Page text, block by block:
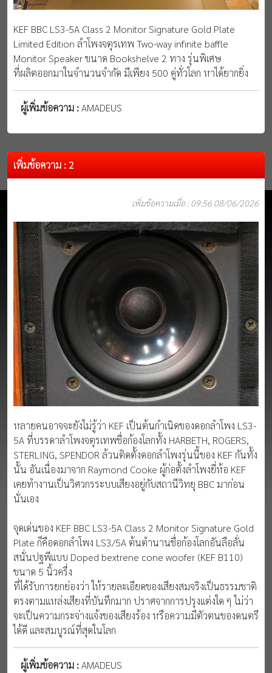
KEF BBC LS3-5A Class 2 Monitor Signature Gold Plate
Limited Edition ลำโพงจตุรเทพ Two-way infinite baffle
Monitor Speaker ขนาด Bookshelve 2 ทาง รุ่นพิเศษ
ที่ผลิตออกมาในจำนวนจำกัด มีเพียง 500 คู่ทั่วโลก หาได้ยากยิ่ง
ผู้เพิ่มข้อความ :AMADEUS
เพิ่มข้อความ : 2
เพิ่มข้อความเมื่อ : 09:56 08/06/2026
หลายคนอาจจะยังไม่รู้ว่า KEF เป็นต้นกำเนิดของดอกลำโพง LS3-
5A ที่บรรดาลำโพงจตุรเทพชื่อก้องโลกทั้ง HARBETH, ROGERS,
STERLING, SPENDOR ล้วนติดตั้งดอกลำโพงรุ่นนี้ของ KEF กันทั้ง
นั้น อันเนื่องมาจาก Raymond Cooke ผู้ก่อตั้งลำโพงยี่ห้อ KEF
เคยทำงานเป็นวิศวกรระบบเสียงอยู่กับสถานีวิทยุ BBC มาก่อน
นั่นเอง
จุดเด่นของ KEF BBC LS3-5A Class 2 Monitor Signature Gold
Plate ก็คือดอกลำโพง LS3/5A ต้นตำนานชื่อก้องโลกอันลือลั่น
สนั่นปฐพีแบบ Doped bextrene cone woofer (KEF B110)
ขนาด 5 นิ้วครึ่ง
ที่ได้รับการยกย่องว่า ให้รายละเอียดของเสียงสมจริงเป็นธรรมชาติ
ตรงตามแหล่งเสียงที่บันทึกมาก ปราศจากการปรุงแต่งใด ๆ ไม่ว่า
จะเป็นความกระจ่างแจ้งของเสียงร้อง หรือความมีตัวตนของดนตรี
ได้ดี และสมบูรณ์ที่สุดในโลก
ผู้เพิ่มข้อความ :AMADEUS